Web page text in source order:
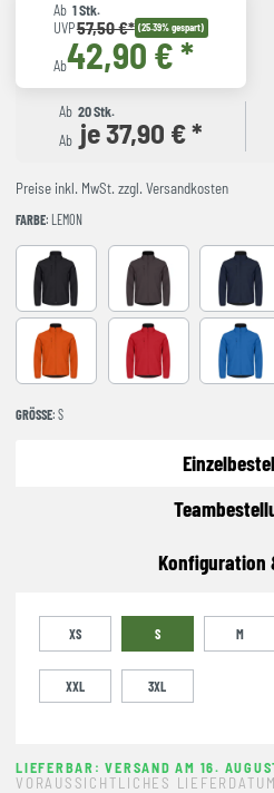
Ab 1 Stk.
UVP57,50 €* (25.39% gespart)
Ab42,90 € *
Ab 20 Stk.
Ab je 37,90 € *
Preise inkl. MwSt. zzgl. Versandkosten
FARBE: LEMON
Black Dark Grey Dark
Blood Orange red Royal
GRÖSSE : S
Konfiguration
XS S M
XXL 3XL
LIEFERBAR: VERSAND AM 16.
VORAUSSICHTLICHES